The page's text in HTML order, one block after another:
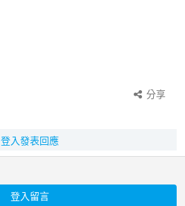
分享
登入發表回應
登入留言